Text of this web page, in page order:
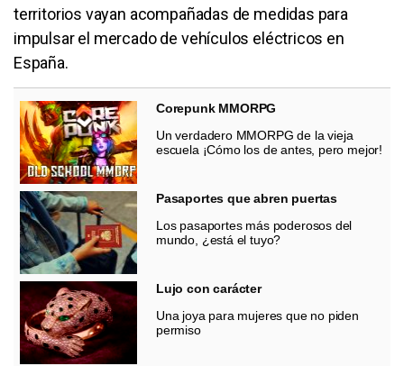
territorios vayan acompañadas de medidas para
impulsar el mercado de vehículos eléctricos en
España.
Corepunk MMORPG
Un verdadero MMORPG de la vieja
escuela ¡Cómo los de antes, pero mejor!
Pasaportes que abren puertas
Los pasaportes más poderosos del
mundo, ¿está el tuyo?
Lujo con carácter
Una joya para mujeres que no piden
permiso